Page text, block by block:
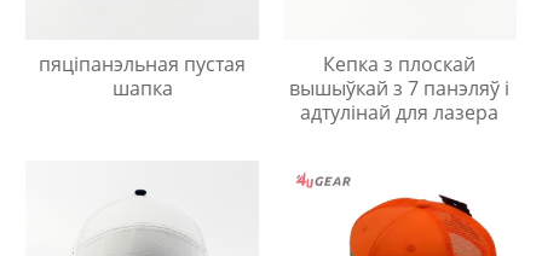
пяціпанэльная пустая
шапка
Кепка з плоскай
вышыўкай з 7 панэляў і
адтулінай для лазера